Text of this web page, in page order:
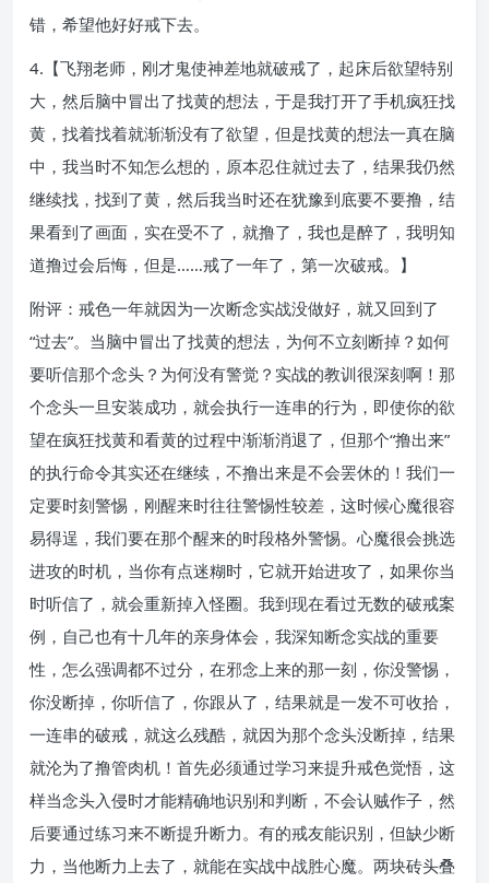
错，希望他好好戒下去。
4.【飞翔老师，刚才鬼使神差地就破戒了，起床后欲望特别
大，然后脑中冒出了找黄的想法，于是我打开了手机疯狂找
黄，找着找着就渐渐没有了欲望，但是找黄的想法一真在脑
中，我当时不知怎么想的，原本忍住就过去了，结果我仍然
继续找，找到了黄，然后我当时还在犹豫到底要不要撸，结
果看到了画面，实在受不了，就撸了，我也是醉了，我明知
道撸过会后悔，但是……戒了一年了，第一次破戒。】
附评：戒色一年就因为一次断念实战没做好，就又回到了
“过去”。当脑中冒出了找黄的想法，为何不立刻断掉？如何
要听信那个念头？为何没有警觉？实战的教训很深刻啊！那
个念头一旦安装成功，就会执行一连串的行为，即使你的欲
望在疯狂找黄和看黄的过程中渐渐消退了，但那个“撸出来”
的执行命令其实还在继续，不撸出来是不会罢休的！我们一
定要时刻警惕，刚醒来时往往警惕性较差，这时候心魔很容
易得逞，我们要在那个醒来的时段格外警惕。心魔很会挑选
进攻的时机，当你有点迷糊时，它就开始进攻了，如果你当
时听信了，就会重新掉入怪圈。我到现在看过无数的破戒案
例，自己也有十几年的亲身体会，我深知断念实战的重要
性，怎么强调都不过分，在邪念上来的那一刻，你没警惕，
你没断掉，你听信了，你跟从了，结果就是一发不可收拾，
一连串的破戒，就这么残酷，就因为那个念头没断掉，结果
就沦为了撸管肉机！首先必须通过学习来提升戒色觉悟，这
样当念头入侵时才能精确地识别和判断，不会认贼作子，然
后要通过练习来不断提升断力。有的戒友能识别，但缺少断
力，当他断力上去了，就能在实战中战胜心魔。两块砖头叠